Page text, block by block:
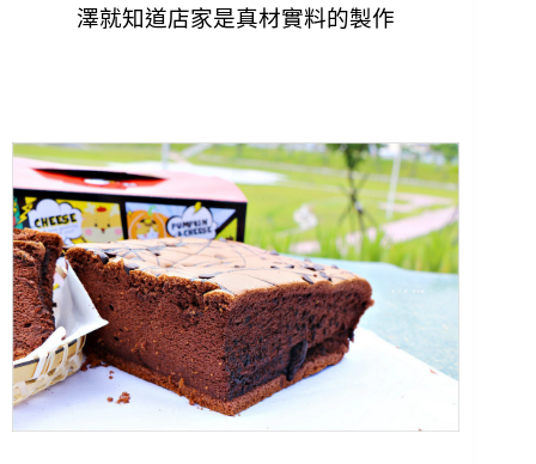
澤就知道店家是真材實料的製作